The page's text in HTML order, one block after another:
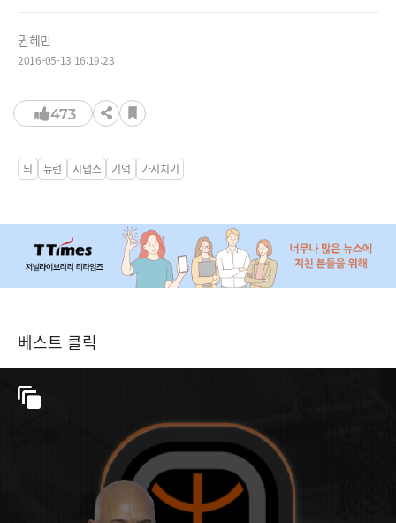
권혜민
2016-05-13 16:19:23
473
뇌 뉴런 시냅스 기억 가지치기
베스트 클릭